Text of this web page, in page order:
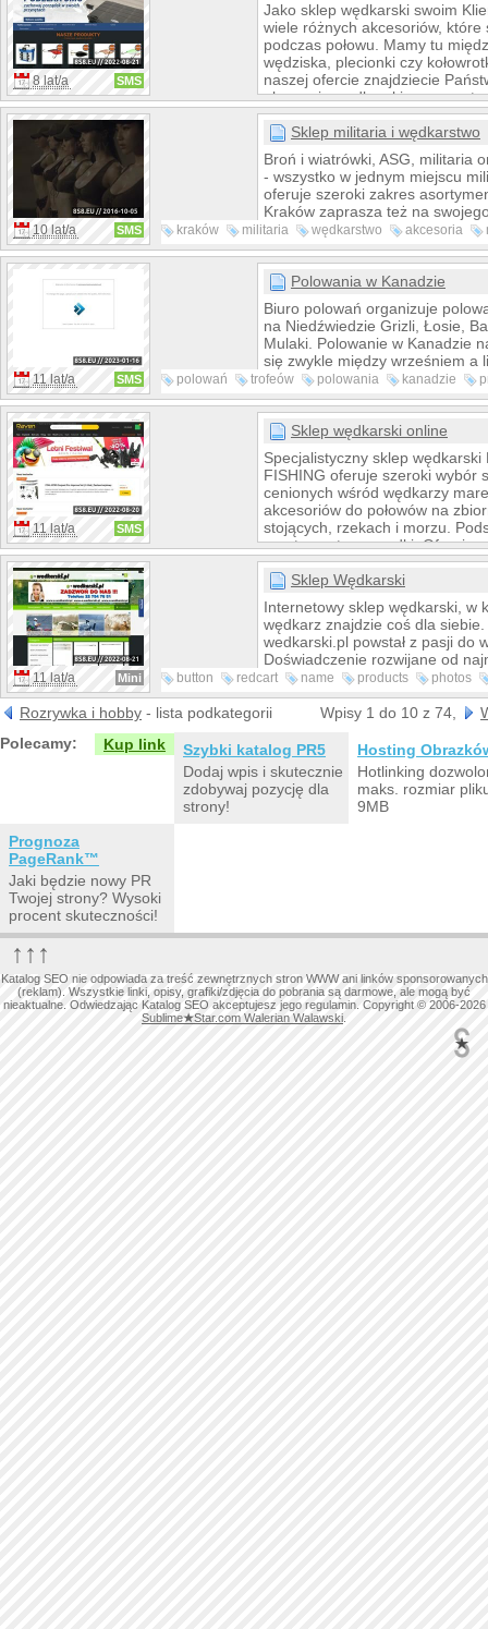
produktu do 24h. Istnieje
osobiście, nasz adres znajduje
"kontakt".
8 lat/a SMS
Jako sklep wędkarski swoim
wiele różnych akcesoriów, które
podczas połowu. Mamy tu
wędziska, plecionki czy
naszej ofercie znajdziecie
akcesoria wędkarskie, a nawet
łodzie. Wszystkich Klientów
profesjonalnym sprzętem dla
10 lat/a SMS
Sklep militaria i wędkarstwo
Broń i wiatrówki, ASG, militaria
- wszystko w jednym miejscu
oferuje szeroki zakres
Kraków zaprasza też na
tematycznego zawierającego
artykułów...
kraków militaria wędkarstwo akcesoria
sklep
wędkarskie sklepu
11 lat/a SMS
Polowania w Kanadzie
Biuro polowań organizuje
na Niedźwiedzie Grizli, Łosie,
Mulaki. Polowanie w Kanadzie
się zwykle między wrześniem a
początkowym okresie
jest na jeziorach z
w tym okresie żerują Łosie.
mogą być połączone z
polowań trofeów polowania kanadzie
zwierząt
polowanie taxidermy kanada
11 lat/a SMS
Sklep wędkarski online
Specjalistyczny sklep wędkarski
FISHING oferuje szeroki wybór
cenionych wśród wędkarzy
akcesoriów do połowów na
stojących, rzekach i morzu.
asortymentu są wędki.
spinningowe, morskie,
i inne. W naszym sklepie
inne wiele innych elementów
wędkarskiego.
11 lat/a Mini
Sklep Wędkarski
Internetowy sklep wędkarski, w
wędkarz znajdzie coś dla
wedkarski.pl powstał z pasji do
Doświadczenie rozwijane od
pozwala nam kontynuować
zaangażowaniem i dzielić się
najbliższymi.
button redcart name products
photos
hover
dodaj
Rozrywka i hobby - lista podkategorii Wpisy 1 do 10 z 74,
Polecamy:
Kup link
Szybki katalog PR5
Dodaj wpis i skutecznie
zdobywaj pozycję dla
strony!
Hosting
Hotlinking
maks. rozmiar
9MB
Prognoza
PageRank™
Jaki będzie nowy PR
Twojej strony? Wysoki
procent skuteczności!
↑↑↑
Katalog SEO nie odpowiada za treść zewnętrznych stron WWW ani linków sponsorowanych
(reklam). Wszystkie linki, opisy, grafiki/zdjęcia do pobrania są darmowe, ale mogą być
nieaktualne. Odwiedzając Katalog SEO akceptujesz jego regulamin. Copyright © 2006-2026
Sublime★Star.com Walerian Walawski